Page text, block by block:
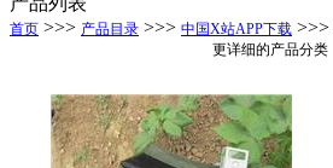
首页 >>> 产品目录 >>> 中国X站APP下载 >>>
更详细的产品分类